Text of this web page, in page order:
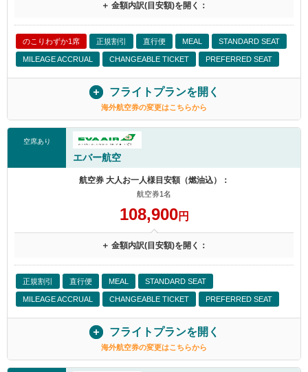
＋ 金額内訳(目安額)を開く：
のこりわずか1席 正規割引 直行便 MEAL STANDARD SEAT
MILEAGE ACCRUAL CHANGEABLE TICKET PREFERRED SEAT
フライトプランを開く
海外航空券の変更はこちらから
空席あり
エバー航空
航空券 大人お一人様目安額（燃油込）：
航空券1名
108,900円
＋ 金額内訳(目安額)を開く：
正規割引 直行便 MEAL STANDARD SEAT
MILEAGE ACCRUAL CHANGEABLE TICKET PREFERRED SEAT
フライトプランを開く
海外航空券の変更はこちらから